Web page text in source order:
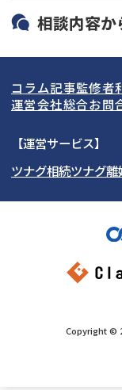
北海道・東北
北海道
岩手県
秋田県
福島県
関東
東京都
埼玉県
茨城県
東海
愛知県
岐阜県
関西
大阪府
北陸・甲信越
九州・沖縄
相談内容か
任意整理
会社破産・法人
消費者金融・サ
コラム記事監修者
運営会社総合お問
【運営サービス】
ツナグ相続ツナグ離
Copyright ©